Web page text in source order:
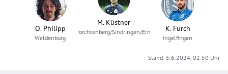
O. Philipp
Waldenburg
M. Küstner
SGM Forchtenberg/Sindringen/Ernsbach K. Furch
Ingelfingen
Stand: 5.6.2024, 02:50 Uhr